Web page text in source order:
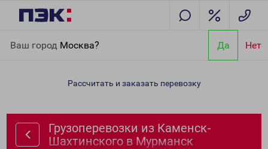
Ваш город Москва? Да Нет
Шахтинского в Мурманск
Рассчитать и заказать перевозку
Грузоперевозки из Каменск-
Шахтинского в Мурманск